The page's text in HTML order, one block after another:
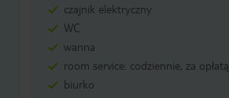
czajnik elektryczny
WC
wanna
room service: codziennie, za opłatą
biurko